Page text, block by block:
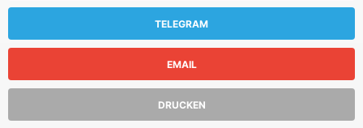
TELEGRAM
EMAIL
DRUCKEN